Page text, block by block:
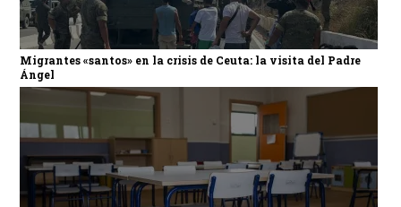
Migrantes «santos» en la crisis de Ceuta: la visita del Padre
Ángel